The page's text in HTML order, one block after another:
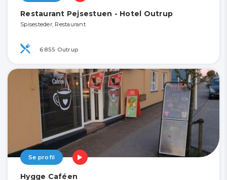
Restaurant Pejsestuen - Hotel Outrup
Spisesteder, Restaurant
6855 Outrup
Se profil
Hygge Caféen